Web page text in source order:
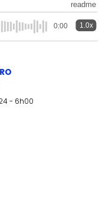
readme
0:00 1.0x
- 6h00